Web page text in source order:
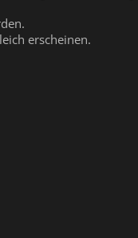
erscheinen.